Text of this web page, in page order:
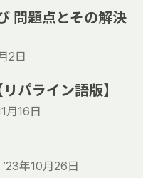
問題点とその解決
2日
パライン語版】
月16日
’23年10月26日